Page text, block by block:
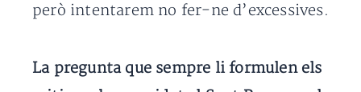
però intentarem no fer-ne d’excessives.
La pregunta que sempre li formulen els